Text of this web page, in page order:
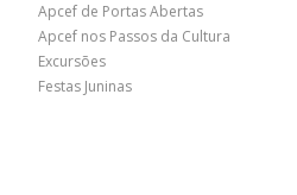
Apcef de Portas Abertas
Apcef nos Passos da Cultura
Excursões
Festas Juninas